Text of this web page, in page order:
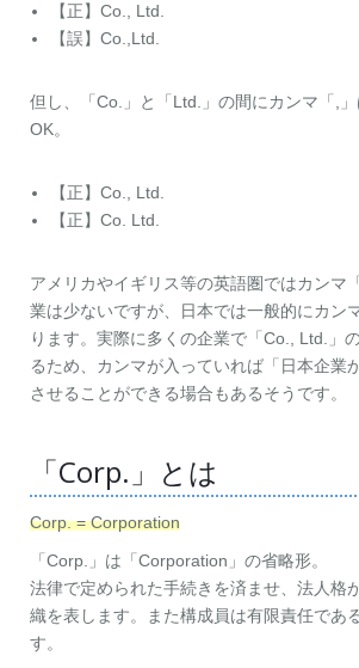
【正】Co., Ltd.
【誤】Co.,Ltd.
但し、「Co.」と「Ltd.」の間にカンマ「,
OK。
【正】Co., Ltd.
【正】Co. Ltd.
アメリカやイギリス等の英語圏ではカンマ
業は少ないですが、日本では一般的にカン
ります。実際に多くの企業で「Co., Ltd.」
るため、カンマが入っていれば「日本企業
させることができる場合もあるそうです。
「Corp.」とは
Corp. = Corporation
「Corp.」は「Corporation」の省略形。
法律で定められた手続きを済ませ、法人格
織を表します。また構成員は有限責任であ
す。